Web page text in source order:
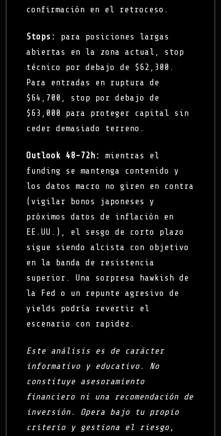
confirmación en el retroceso.
Stops:
para posiciones largas
abiertas en la zona actual, stop
técnico por debajo de $62,300.
Para entradas en ruptura de
$64,700, stop por debajo de
$63,000 para proteger capital sin
ceder demasiado terreno.
Outlook 48-72h:
mientras el
funding se mantenga contenido y
los datos macro no giren en contra
(vigilar bonos japoneses y
próximos datos de inflación en
EE.UU.), el sesgo de corto plazo
sigue siendo alcista con objetivo
en la banda de resistencia
superior. Una sorpresa hawkish de
la Fed o un repunte agresivo de
yields podría revertir el
escenario con rapidez.
Este análisis es de carácter
informativo y educativo. No
constituye asesoramiento
financiero ni una recomendación de
inversión. Opera bajo tu propio
criterio y gestiona el riesgo,